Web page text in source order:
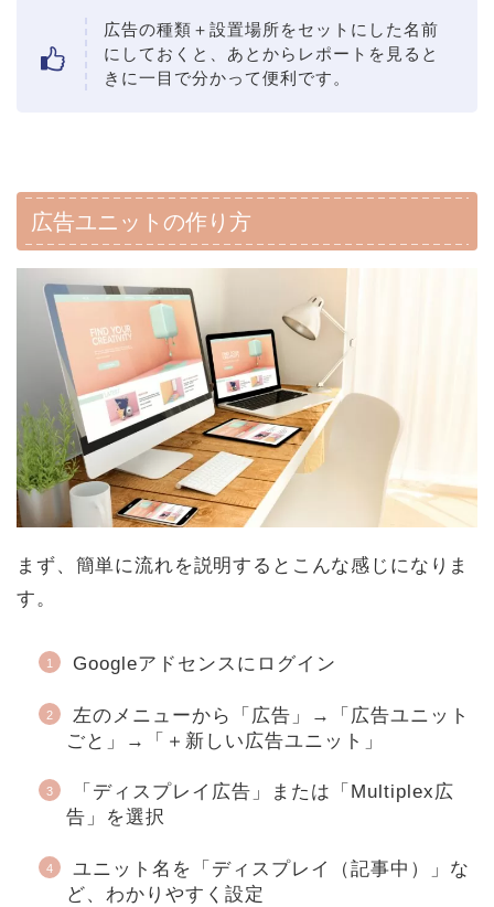
広告の種類＋設置場所をセットにした名前
にしておくと、あとからレポートを見ると
きに一目で分かって便利です。
広告ユニットの作り方
まず、簡単に流れを説明するとこんな感じになりま
す。
Googleアドセンスにログイン
左のメニューから「広告」→「広告ユニット
ごと」→「＋新しい広告ユニット」
「ディスプレイ広告」または「Multiplex広
告」を選択
ユニット名を「ディスプレイ（記事中）」な
ど、わかりやすく設定